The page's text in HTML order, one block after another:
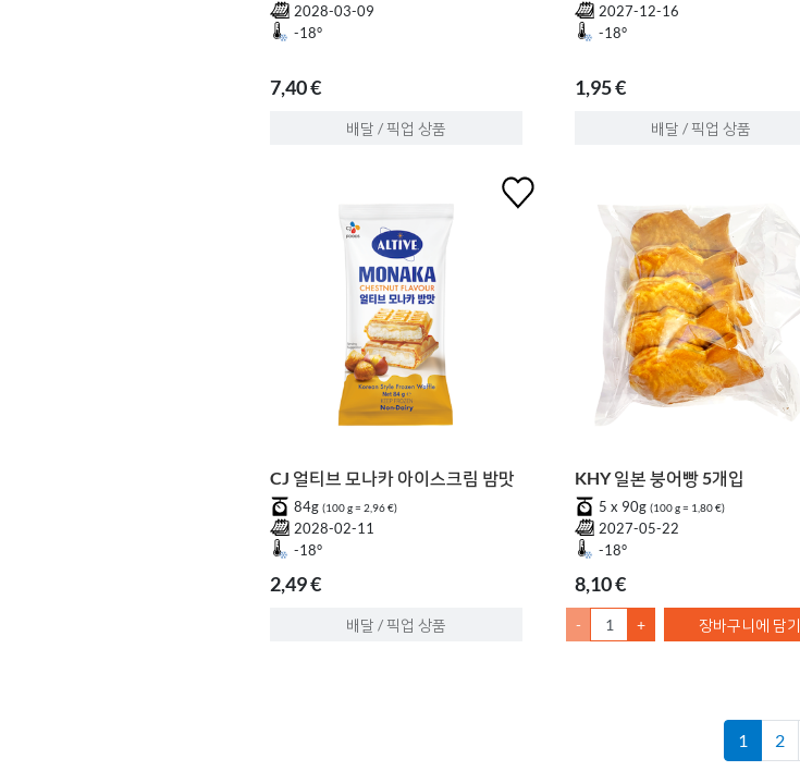
2028-03-09
-18°
7,40 €
배달 / 픽업 상품
2027-12-16
-18°
1,95 €
배달 / 픽업 상품
CJ 얼티브 모나카 아이스크림 밤맛
84g (100 g = 2,96 €)
2028-02-11
-18°
2,49 €
배달 / 픽업 상품
KHY 일본 붕어빵 5개입
5 x 90g (100 g = 1,80 €)
2027-05-22
-18°
8,10 €
- + 장바구니에 담기
1 2